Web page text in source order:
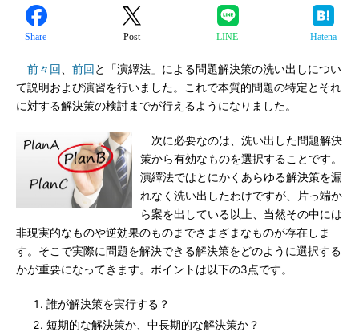
Share Post LINE Hatena
前々回 前回 と「演繹法」による問題解決策の洗い出しについ
て説明および演習を行いました。これで本質的問題の特定とそれ
に対する解決策の検討までが行えるようになりました。
次に必要なのは、洗い出した問題解決
策から有効なものを選択することです。
演繹法ではとにかくあらゆる解決策を漏
れなく洗い出したわけですが、片っ端か
ら案を出している以上、当然その中には
非現実的なものや逆効果のものまでさまざまなものが存在しま
す。そこで実際に問題を解決できる解決策をどのように選択する
かが重要になってきます。ポイントは以下の3点です。
誰が解決策を実行する？
短期的な解決策か、中長期的な解決策か？